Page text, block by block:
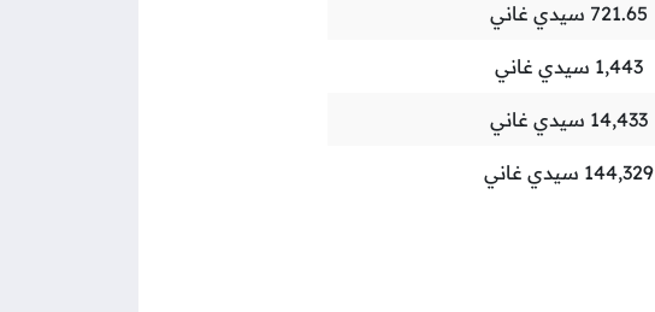
721.65 سيدي غاني
1,443 سيدي غاني
14,433 سيدي غاني
144,329 سيدي غاني